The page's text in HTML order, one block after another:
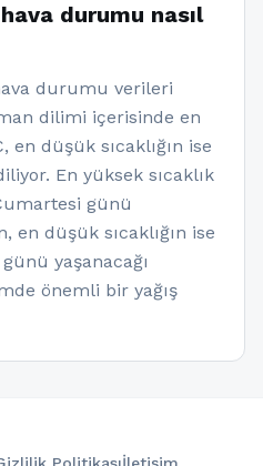
durumu nasıl
durumu verileri
dilimi içerisinde en
en düşük sıcaklığın ise
En yüksek sıcaklık
günü
en düşük sıcaklığın ise
yaşanacağı
önemli bir yağış